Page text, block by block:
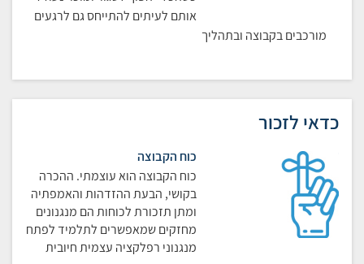
אותם לעיתים להתייחס גם לרגעים
מורכבים בקבוצה ובתהליך
כדאי לזכור
כוח הקבוצה
כוח הקבוצה הוא עוצמתי. ההכרה
בקושי, הבעת ההזדהות והאמפתיה
ומתן תזכורת לכוחות הם מנגנונים
מחזקים שמאפשרים לתלמיד לפתח
מנגנוני רפלקציה עצמית חיובית